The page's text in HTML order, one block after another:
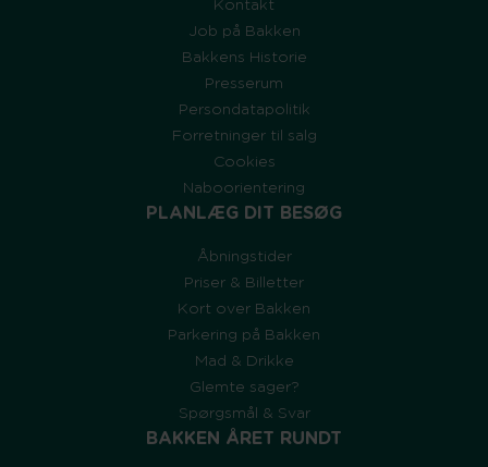
Kontakt
Job på Bakken
Bakkens Historie
Presserum
Persondatapolitik
Forretninger til salg
Cookies
Naboorientering
PLANLÆG DIT BESØG
Åbningstider
Priser & Billetter
Kort over Bakken
Parkering på Bakken
Mad & Drikke
Glemte sager?
Spørgsmål & Svar
BAKKEN ÅRET RUNDT